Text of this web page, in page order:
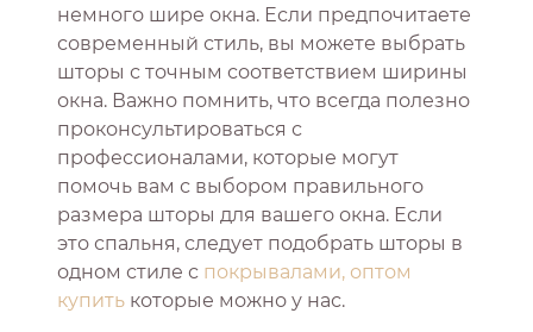
немного шире окна. Если предпочитаете
современный стиль, вы можете выбрать
шторы с точным соответствием ширины
окна. Важно помнить, что всегда полезно
проконсультироваться с
профессионалами, которые могут
помочь вам с выбором правильного
размера шторы для вашего окна. Если
это спальня, следует подобрать шторы в
одном стиле с покрывалами, оптом
купить которые можно у нас.